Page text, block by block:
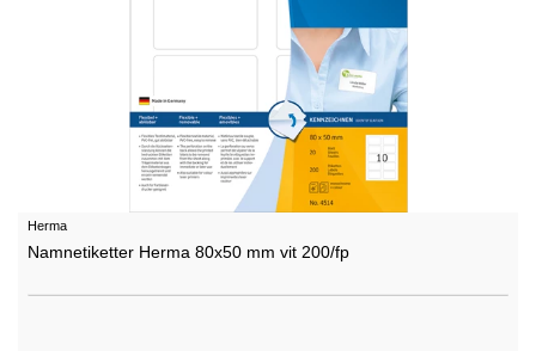
Herma
Namnetiketter Herma 80x50 mm vit 200/fp